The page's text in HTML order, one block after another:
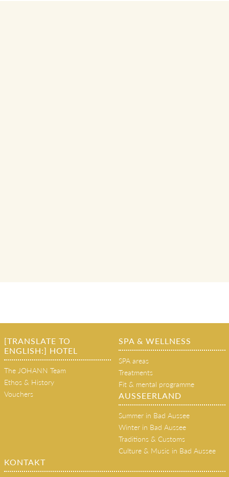
[TRANSLATE TO
ENGLISH:] HOTEL
The JOHANN Team
Ethos & History
Vouchers
SPA & WELLNESS
SPA areas
Treatments
Fit & mental programme
AUSSEERLAND
Summer in Bad Aussee
Winter in Bad Aussee
Traditions & Customs
Culture & Music in Bad Aussee
KONTAKT